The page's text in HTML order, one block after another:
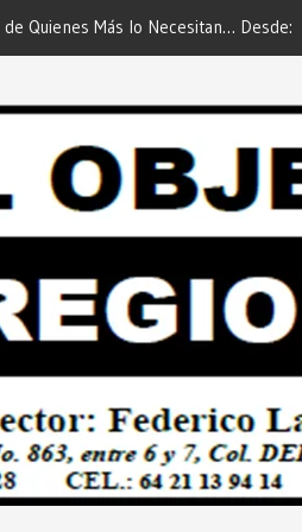
de Quienes Más lo Necesitan… Desde:
Regional”.